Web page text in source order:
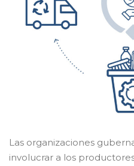
Las organizaciones
involucrar a los